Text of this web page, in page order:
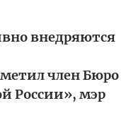
внедряются
член Бюро
России», мэр